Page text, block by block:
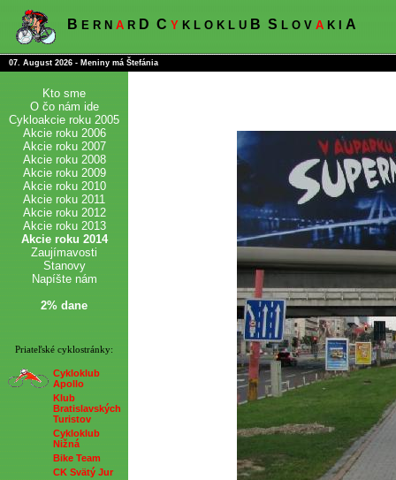
B E R N A R D C Y K L O K L U B S L O V A K I A
07. August 2026 - Meniny má Štefánia
Kto sme
O čo nám ide
Cykloakcie roku 2005
Akcie roku 2006
Akcie roku 2007
Akcie roku 2008
Akcie roku 2009
Akcie roku 2010
Akcie roku 2011
Akcie roku 2012
Akcie roku 2013
Akcie roku 2014
Zaujímavosti
Stanovy
Napíšte nám
2% dane
Priateľské cyklostránky:
Cykloklub
Apollo
Klub
Bratislavských
Turistov
Cykloklub
Nižná
Bike Team
CK Svätý Jur